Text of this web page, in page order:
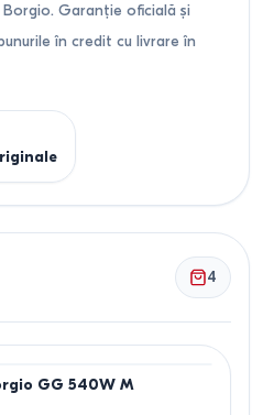
Garanție oficială și
în credit cu livrare în
4
GG 540W M